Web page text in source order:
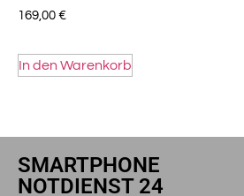
169,00 €
In den Warenkorb
SMARTPHONE
NOTDIENST 24